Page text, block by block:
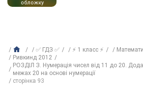
обложку
✅ ГДЗ ✅ ⚡ 1 класс ⚡
Ривкинд 2012
РОЗДІЛ З. Нумерація чисел від 11 до 20.
межах 20 на основі нумерації
сторінка 93